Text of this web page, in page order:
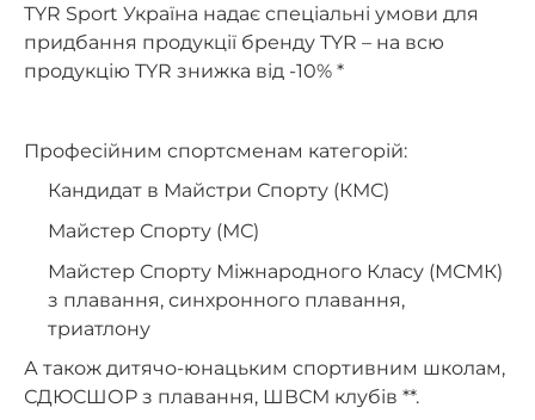
TYR Sport Україна надає спеціальні умови для
придбання продукції бренду TYR – на всю
продукцію TYR знижка від -10% *
Професійним спортсменам категорій:
Кандидат в Майстри Спорту (КМС)
Майстер Спорту (МС)
Майстер Спорту Міжнародного Класу (МСМК)
з плавання, синхронного плавання,
триатлону
А також дитячо-юнацьким спортивним школам,
СДЮСШОР з плавання, ШВСМ клубів **.